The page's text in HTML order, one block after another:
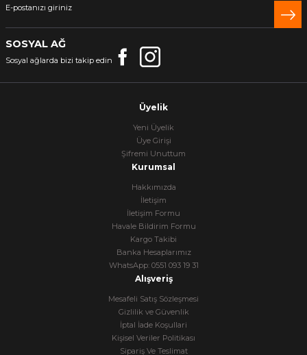
SOSYAL AĞ
Sosyal ağlarda bizi takip edin
Üyelik
Yeni Üyelik
Üye Girişi
Şifremi Unuttum
Kurumsal
Hakkımızda
İletişim
İletişim Formu
Havale Bildirim Formu
Kargo Takibi
Banka Hesaplarımız
WhatsApp: 0551 093 19 31
Alışveriş
Mesafeli Satış Sözleşmesi
Gizlilik ve Güvenlik
İptal İade Koşullari
Kişisel Veriler Politikası
Sipariş Ve Teslimat